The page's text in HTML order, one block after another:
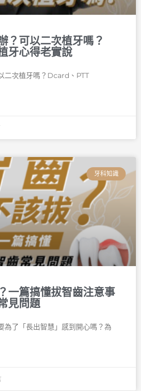
？可以二次植牙嗎？
牙心得老實說
二次植牙嗎？Dcard、PTT
牙科知識
一篇搞懂拔智齒注意事
見問題
為了「長出智慧」感到開心嗎？為